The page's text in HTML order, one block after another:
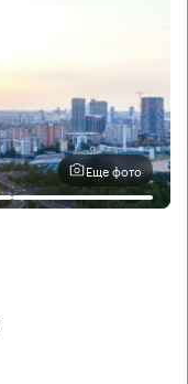
Еще фото